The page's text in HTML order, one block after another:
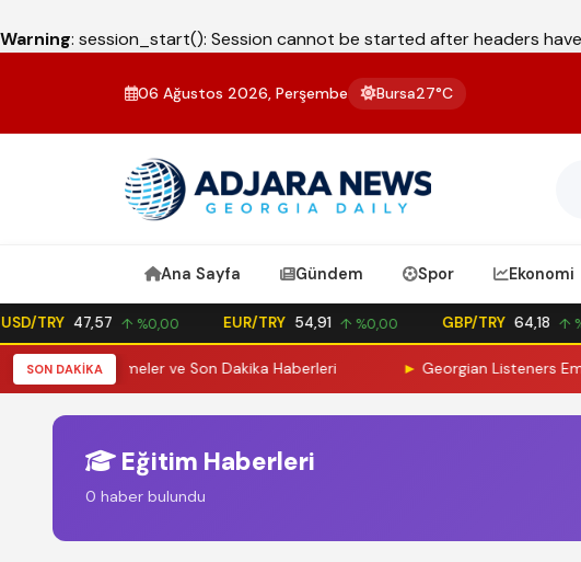
Warning: session_start(): Session cannot be started after headers
06 Ağustos 2026, Perşembe Bursa27°C
Ana Sayfa Gündem Spor Ekonomi
TRY 47,57 ↑ %0,00 EUR/TRY 54,91 ↑ %0,00 GBP/TRY 64,18 ↑
SON DAKİKA
Gelişmeler ve Son Dakika Haberleri Georgian Listeners
Eğitim Haberleri
0 haber bulundu